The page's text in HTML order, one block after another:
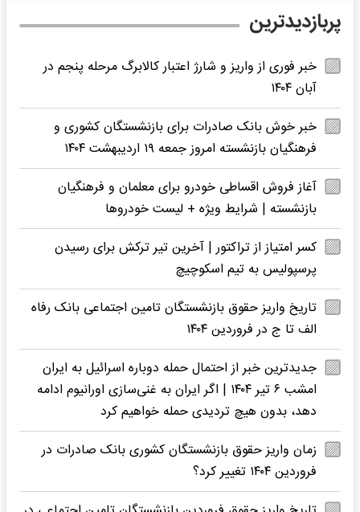
پربازدیدترین
خبر فوری از واریز و شارژ اعتبار کالابرگ مرحله پنجم در
آبان ۱۴۰۴
خبر خوش بانک صادرات برای بازنشستگان کشوری و
فرهنگیان بازنشسته امروز جمعه ۱۹ اردیبهشت ۱۴۰۴
آغاز فروش اقساطی خودرو برای معلمان و فرهنگیان
بازنشسته | شرایط ویژه + لیست خودروها
کسر امتیاز از تراکتور | آخرین تیر ترکش برای رسیدن
پرسپولیس به تیم اسکوچیچ
تاریخ واریز حقوق بازنشستگان تامین اجتماعی بانک رفاه
الف تا ج در فروردین ۱۴۰۴
جدیدترین خبر از احتمال حمله دوباره اسرائیل به ایران
امشب ۶ تیر ۱۴۰۴ | اگر ایران به غنی‌سازی اورانیوم ادامه
دهد، بدون هیچ تردیدی حمله خواهیم کرد
زمان واریز حقوق بازنشستگان کشوری بانک صادرات در
فروردین ۱۴۰۴ تغییر کرد؟